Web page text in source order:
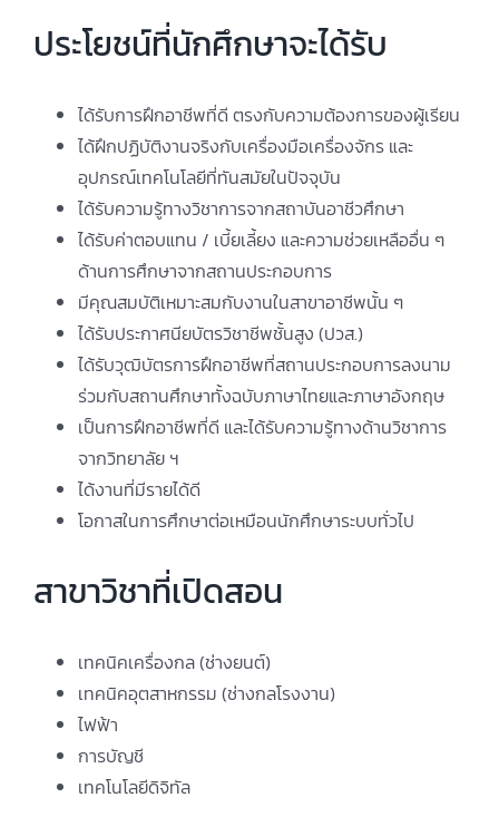
ประโยชน์ที่นักศึกษาจะได้รับ
ได้รับการฝึกอาชีพที่ดี ตรงกับความต้องการของผู้เรียน
ได้ฝึกปฏิบัติงานจริงกับเครื่องมือเครื่องจักร และ
อุปกรณ์เทคโนโลยีที่ทันสมัยในปัจจุบัน
ได้รับความรู้ทางวิชาการจากสถาบันอาชีวศึกษา
ได้รับค่าตอบแทน / เบี้ยเลี้ยง และความช่วยเหลืออื่น ๆ
ด้านการศึกษาจากสถานประกอบการ
มีคุณสมบัติเหมาะสมกับงานในสาขาอาชีพนั้น ๆ
ได้รับประกาศนียบัตรวิชาชีพชั้นสูง (ปวส.)
ได้รับวุฒิบัตรการฝึกอาชีพที่สถานประกอบการลงนาม
ร่วมกับสถานศึกษาทั้งฉบับภาษาไทยและภาษาอังกฤษ
เป็นการฝึกอาชีพที่ดี และได้รับความรู้ทางด้านวิชาการ
จากวิทยาลัย ฯ
ได้งานที่มีรายได้ดี
โอกาสในการศึกษาต่อเหมือนนักศึกษาระบบทั่วไป
สาขาวิชาที่เปิดสอน
เทคนิคเครื่องกล (ช่างยนต์)
เทคนิคอุตสาหกรรม (ช่างกลโรงงาน)
ไฟฟ้า
การบัญชี
เทคโนโลยีดิจิทัล